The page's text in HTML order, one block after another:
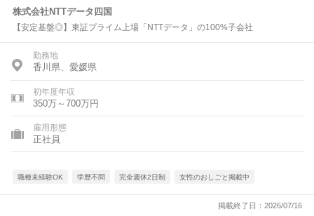
株式会社NTTデータ四国
【安定基盤◎】東証プライム上場「NTTデータ」の100%子会社
勤務地
香川県、愛媛県
初年度年収
350万～700万円
雇用形態
正社員
職種未経験OK 学歴不問 完全週休2日制 女性のおしごと掲載中
掲載終了日：2026/07/16